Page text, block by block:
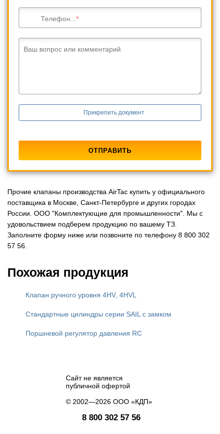
Телефон...
Ваш вопрос или комментарий
Прикрепить документ
Прочие клапаны производства AirTac купить у официального
поставщика в Москве, Санкт-Петербурге и других городах
России. ООО "Комплектующие для промышленности". Мы с
удовольствием подберем продукцию по вашему ТЗ.
Заполните форму ниже или позвоните по телефону 8 800 302
57 56.
Похожая продукция
Клапан ручного уровня 4HV, 4HVL
Стандартные цилиндры серии SAIL с замком
Поршневой регулятор давления RC
Сайт не является
публичной офертой
© 2002—2026 ООО «КДП»
8 800 302 57 56